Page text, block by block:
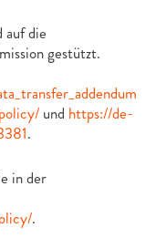
die
gestützt.
und https://de-
.
in der
.